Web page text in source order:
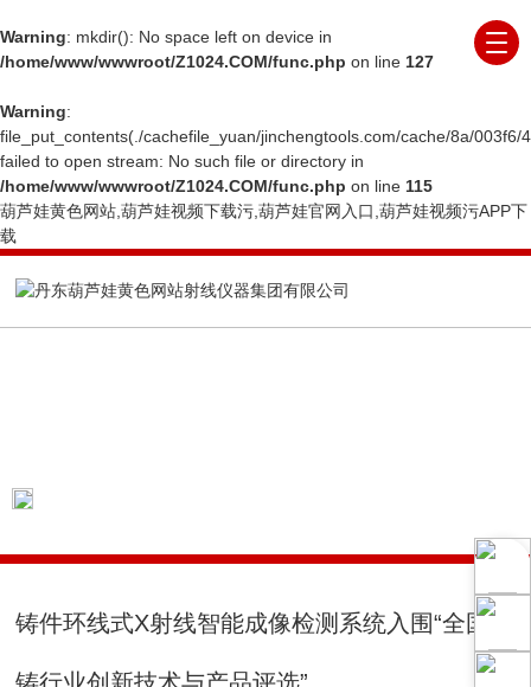
Warning: mkdir(): No space left on device in
/home/www/wwwroot/Z1024.COM/func.php on line 127
Warning:
file_put_contents(./cachefile_yuan/jinchengtools.com/cache/8a/003f6/
failed to open stream: No such file or directory in
/home/www/wwwroot/Z1024.COM/func.php on line 115
葫芦娃黄色网站,葫芦娃视频下载污,葫芦娃官网入口,葫芦娃视频污APP下
载
铸件环线式X射线智能成像检测系统入围“全国压